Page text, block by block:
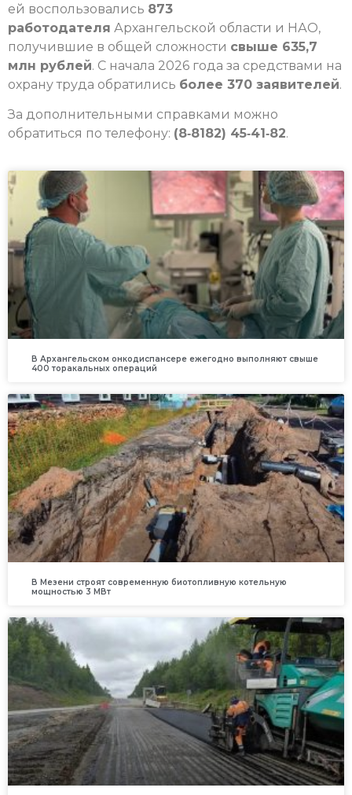
ей воспользовались 873
работодателя Архангельской области и НАО,
получившие в общей сложности свыше 635,7
млн рублей. С начала 2026 года за средствами на
охрану труда обратились более 370 заявителей.
За дополнительными справками можно
обратиться по телефону: (8‑8182) 45‑41‑82.
В Архангельском онкодиспансере ежегодно выполняют свыше
400 торакальных операций
В Мезени строят современную биотопливную котельную
мощностью 3 МВт